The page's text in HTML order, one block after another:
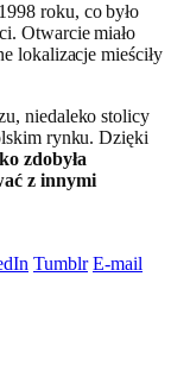
roku, co było
Otwarcie miało
lokalizacje mieściły
niedaleko stolicy
rynku. Dzięki
zdobyła
z innymi
Tumblr E-mail